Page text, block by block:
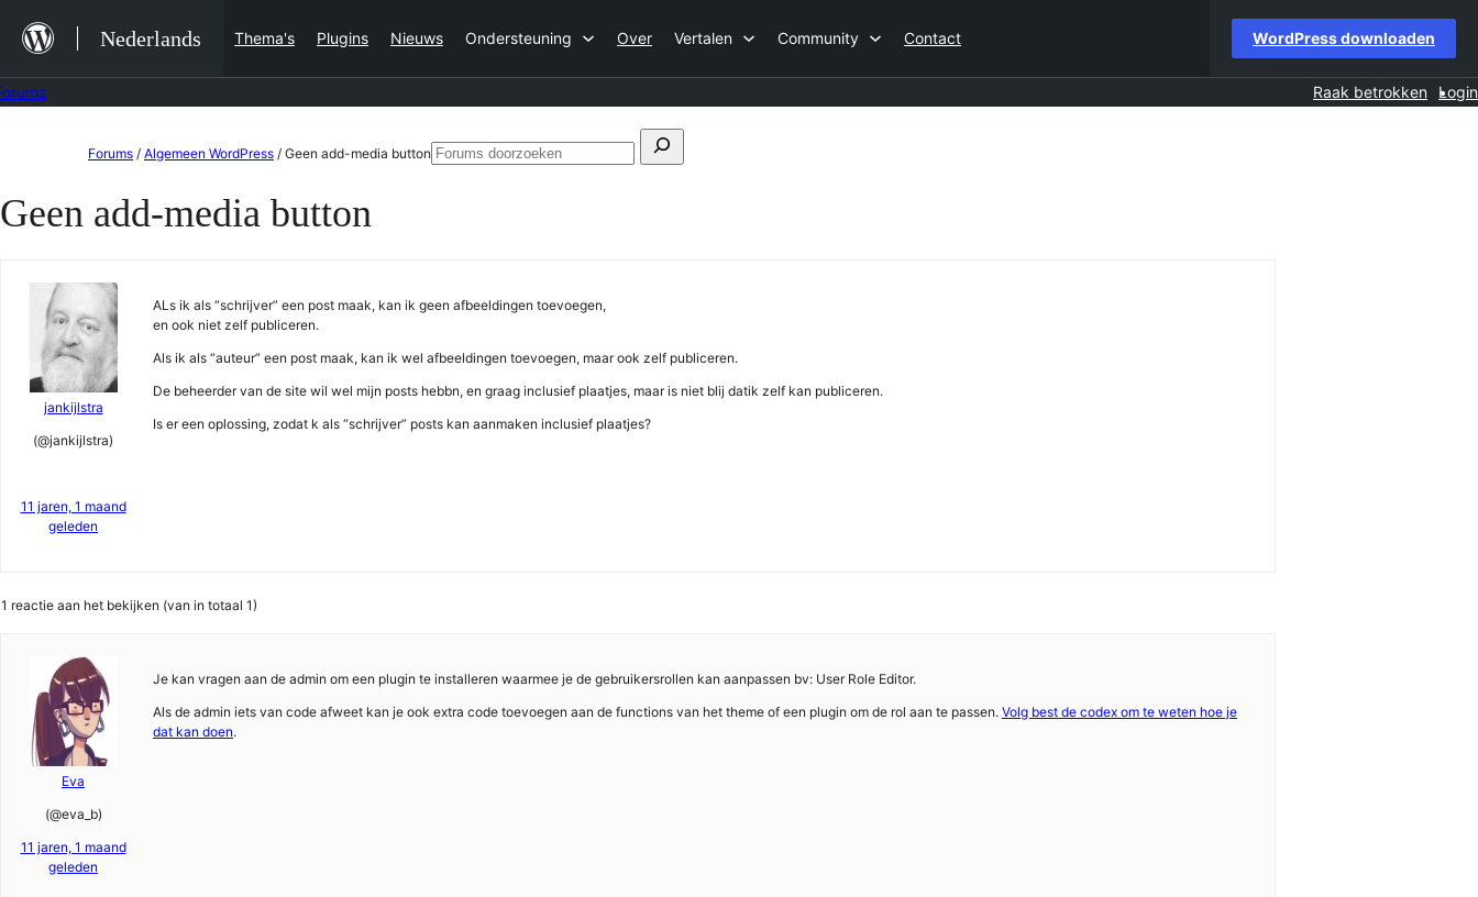
naar
de
Nederlands Thema's Plugins Nieuws Ondersteuning Over Vertalen Community Contact WordPress downloaden
Raak betrokken Login
de
Forums / Algemeen WordPress / Geen add-media buttonZoeken
Forums
Geen add-media button
jankijlstra
(@jankijlstra)
11 jaren, 1 maand
geleden
ALs ik als “schrijver” een post maak, kan ik geen afbeeldingen toevoegen,
en ook niet zelf publiceren.
Als ik als “auteur” een post maak, kan ik wel afbeeldingen toevoegen, maar ook zelf publiceren.
De beheerder van de site wil wel mijn posts hebbn, en graag inclusief plaatjes, maar is niet blij datik zelf kan publiceren.
Is er een oplossing, zodat k als “schrijver” posts kan aanmaken inclusief plaatjes?
1 reactie aan het bekijken (van in totaal 1)
Eva
(@eva_b)
11 jaren, 1 maand
geleden
Je kan vragen aan de admin om een plugin te installeren waarmee je de gebruikersrollen kan aanpassen bv: User Role Editor.
Als de admin iets van code afweet kan je ook extra code toevoegen aan de functions van het theme of een plugin om de rol aan te passen. Volg best de codex om te weten hoe je
dat kan doen.